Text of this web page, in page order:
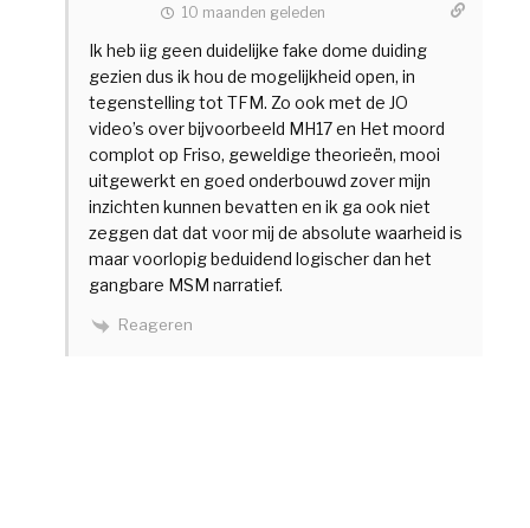
10 maanden geleden
Ik heb iig geen duidelijke fake dome duiding
gezien dus ik hou de mogelijkheid open, in
tegenstelling tot TFM. Zo ook met de JO
video’s over bijvoorbeeld MH17 en Het moord
complot op Friso, geweldige theorieën, mooi
uitgewerkt en goed onderbouwd zover mijn
inzichten kunnen bevatten en ik ga ook niet
zeggen dat dat voor mij de absolute waarheid is
maar voorlopig beduidend logischer dan het
gangbare MSM narratief.
Reageren